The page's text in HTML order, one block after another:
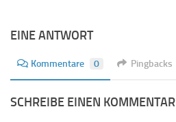
EINE ANTWORT
Kommentare 0 Pingbacks
SCHREIBE EINEN KOMMENTAR